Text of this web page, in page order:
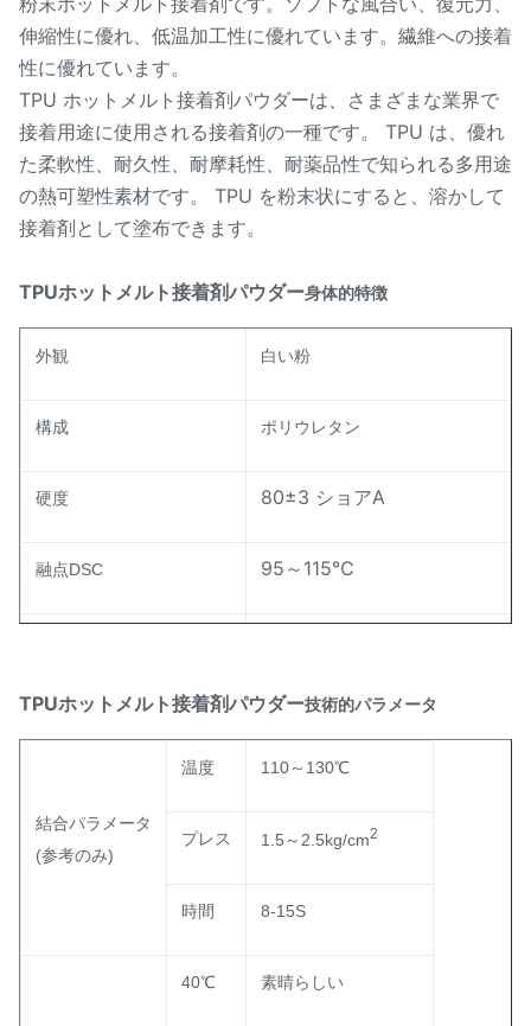
伸縮性に優れ、低温加工性に優れています。繊維への接着
性に優れています。
TPU ホットメルト接着剤パウダーは、さまざまな業界で
接着用途に使用される接着剤の一種です。 TPU は、優れ
た柔軟性、耐久性、耐摩耗性、耐薬品性で知られる多用途
の熱可塑性素材です。 TPU を粉末状にすると、溶かして
接着剤として塗布できます。
TPUホットメルト接着剤パウダー身体的特徴
外観 白い粉
構成 ポリウレタン
硬度 80±3 ショアA
融点DSC 95～115℃
黄ばみにくさ（レベル） 2.0～3.0
TPUホットメルト接着剤パウダー技術的パラメータ
結合パラメータ
(参考のみ)
温度 110～130℃
プレス 1.5～2.5kg/cm2
時間 8-15S
40℃ 素晴らしい